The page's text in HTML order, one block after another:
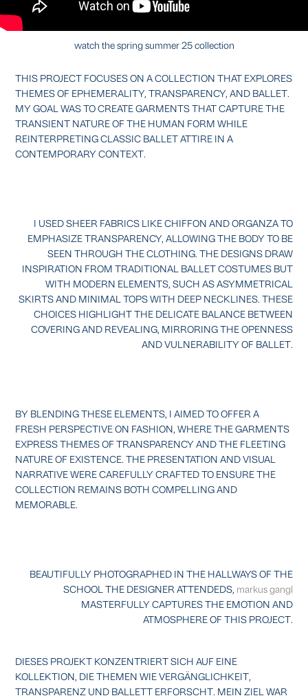
watch the spring summer 25 collection
THIS PROJECT FOCUSES ON A COLLECTION THAT EXPLORES
THEMES OF EPHEMERALITY, TRANSPARENCY, AND BALLET.
MY GOAL WAS TO CREATE GARMENTS THAT CAPTURE THE
TRANSIENT NATURE OF THE HUMAN FORM WHILE
REINTERPRETING CLASSIC BALLET ATTIRE IN A
CONTEMPORARY CONTEXT.
I USED SHEER FABRICS LIKE CHIFFON AND ORGANZA TO
EMPHASIZE TRANSPARENCY, ALLOWING THE BODY TO BE
SEEN THROUGH THE CLOTHING. THE DESIGNS DRAW
INSPIRATION FROM TRADITIONAL BALLET COSTUMES BUT
WITH MODERN ELEMENTS, SUCH AS ASYMMETRICAL
SKIRTS AND MINIMAL TOPS WITH DEEP NECKLINES. THESE
CHOICES HIGHLIGHT THE DELICATE BALANCE BETWEEN
COVERING AND REVEALING, MIRRORING THE OPENNESS
AND VULNERABILITY OF BALLET.
BY BLENDING THESE ELEMENTS, I AIMED TO OFFER A
FRESH PERSPECTIVE ON FASHION, WHERE THE GARMENTS
EXPRESS THEMES OF TRANSPARENCY AND THE FLEETING
NATURE OF EXISTENCE. THE PRESENTATION AND VISUAL
NARRATIVE WERE CAREFULLY CRAFTED TO ENSURE THE
COLLECTION REMAINS BOTH COMPELLING AND
MEMORABLE.
BEAUTIFULLY PHOTOGRAPHED IN THE HALLWAYS OF THE
SCHOOL THE DESIGNER ATTENDEDS, markus gangl
MASTERFULLY CAPTURES THE EMOTION AND
ATMOSPHERE OF THIS PROJECT.
DIESES PROJEKT KONZENTRIERT SICH AUF EINE
KOLLEKTION, DIE THEMEN WIE VERGÄNGLICHKEIT,
TRANSPARENZ UND BALLETT ERFORSCHT. MEIN ZIEL WAR